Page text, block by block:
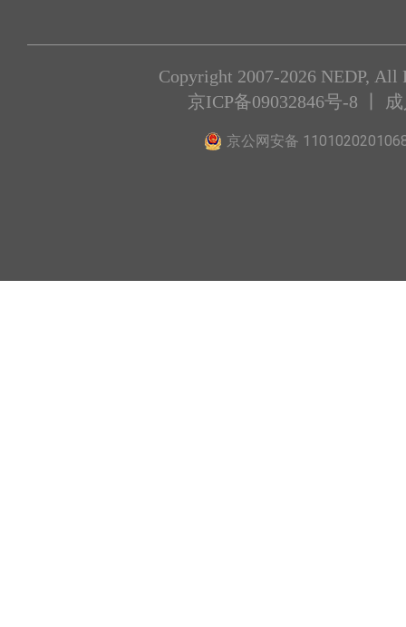
Copyright 2007-2026 NEDP, All
京ICP备09032846号-8 丨
京公网安备